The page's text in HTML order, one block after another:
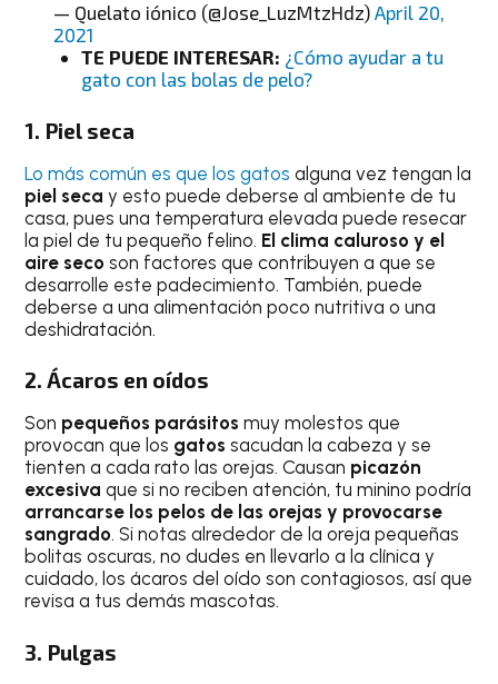
— Quelato iónico (@Jose_LuzMtzHdz) April 20,
2021
TE PUEDE INTERESAR: ¿Cómo ayudar a tu
gato con las bolas de pelo?
1. Piel seca
Lo más común es que los gatosalguna vez tengan la
piel secay esto puede deberse al ambiente de tu
casa, pues una temperatura elevada puede resecar
la piel de tu pequeño felino. El clima caluroso y el
aire secoson factores que contribuyen a que se
desarrolle este padecimiento. También, puede
deberse a una alimentación poco nutritiva o una
deshidratación.
2. Ácaros en oídos
Son pequeños parásitosmuy molestos que
provocan que los gatossacudan la cabeza y se
tienten a cada rato las orejas. Causan picazón
excesivaque si no reciben atención, tu minino podría
arrancarse los pelos de las orejas y provocarse
sangrado. Si notas alrededor de la oreja pequeñas
bolitas oscuras, no dudes en llevarlo a la clínica y
cuidado, los ácaros del oído son contagiosos, así que
revisa a tus demás mascotas.
3. Pulgas